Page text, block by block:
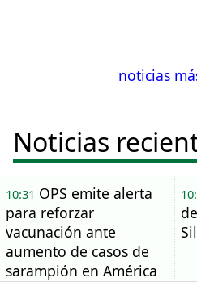
noticias
Noticias
10:31 OPS emite alerta
para reforzar
vacunación ante
aumento de casos de
sarampión en América